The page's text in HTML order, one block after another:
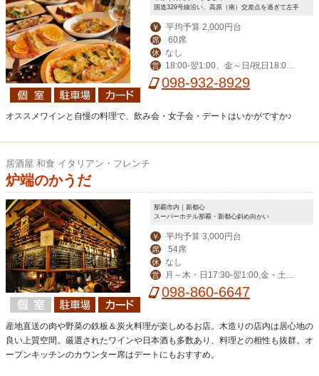
国道329号線沿い、高原（南）交差点を過ぎて左手
￥ 平均予算 2,000円台
席 60席
休 なし
営
18:00‐翌1:00、金～日/祝日18:00-
翌2:00
098-932-8929
オススメワインと自慢の料理で、飲み会・女子会・デートはいかがですか♪
居酒屋 和食 イタリアン・フレンチ
炉端のかうだ
那覇市内｜新都心
スーパーホテル那覇・新都心斜め向かい
￥ 平均予算 3,000円台
席 54席
休 なし
営
月～木・日17:30-翌1:00,金・土・
祝前17:30-翌2:00
098-860-6647
産地直送の肉や野菜の鉄板＆炭火料理が楽しめるお店。木造りの店内は居心地の
良い上質空間。厳選されたワインや日本酒も多数あり、料理との相性も抜群。オ
ープンキッチンのカウンター席はデートにもおすすめ。